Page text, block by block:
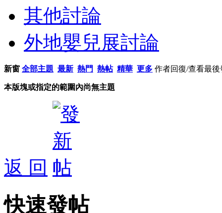
其他討論
外地嬰兒展討論
新窗 全部主題 最新 熱門 熱帖 精華 更多 作者回復/查看最後
本版塊或指定的範圍內尚無主題
返 回
快速發帖